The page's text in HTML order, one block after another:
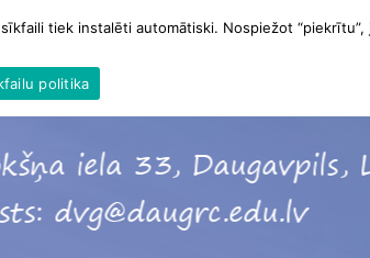
tiek instalēti automātiski. Nospiežot
politika